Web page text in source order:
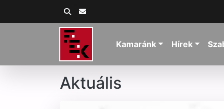
Kamaránk Hírek
Aktuális